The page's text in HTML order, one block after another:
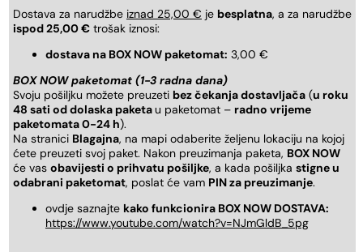
Dostava za narudžbe iznad 25,00 € je besplatna, a za narudžbe
ispod 25,00 € trošak iznosi:
dostava na BOX NOW paketomat: 3,00 €
BOX NOW paketomat (1-3 radna dana)
Svoju pošiljku možete preuzeti bez čekanja dostavljača (u roku
48 sati od dolaska paketau paketomat – radno vrijeme
paketomata 0-24 h).
Na stranici Blagajna, na mapi odaberite željenu lokaciju na kojoj
ćete preuzeti svoj paket. Nakon preuzimanja paketa, BOX NOW
će vas obavijesti o prihvatu pošiljke, a kada pošiljka stigne u
odabrani paketomat, poslat će vam PIN za preuzimanje.
ovdje saznajte kako funkcionira BOX NOW DOSTAVA:
https://www.youtube.com/watch?v=NJmGldB_5pg